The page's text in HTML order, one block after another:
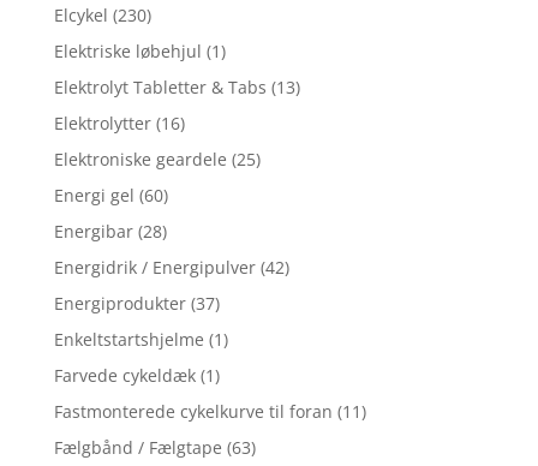
Elcykel (230)
Elektriske løbehjul (1)
Elektrolyt Tabletter & Tabs (13)
Elektrolytter (16)
Elektroniske geardele (25)
Energi gel (60)
Energibar (28)
Energidrik / Energipulver (42)
Energiprodukter (37)
Enkeltstartshjelme (1)
Farvede cykeldæk (1)
Fastmonterede cykelkurve til foran (11)
Fælgbånd / Fælgtape (63)